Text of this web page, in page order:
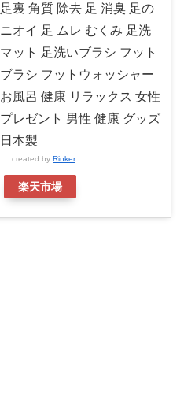
足裏 角質 除去 足 消臭 足の
ニオイ 足 ムレ むくみ 足洗
マット 足洗いブラシ フット
ブラシ フットウォッシャー
お風呂 健康 リラックス 女性
プレゼント 男性 健康 グッズ
日本製
created by Rinker
楽天市場